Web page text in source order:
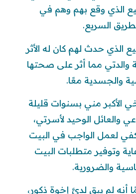
الذي وقع بهم وهم في
السريع.
الذي حدث لهم كان له الأثر
والدتي مما أثر على صحتها
والجسدية معًا.
الأكبر مني بسنوات قليلة
والعائل الوحيد لأسرتي،
لعمل الواجب في البيت
وتوفير متطلبات البيت
والضرورية.
أنه لم يبق لديَّ إخوة ذكور،